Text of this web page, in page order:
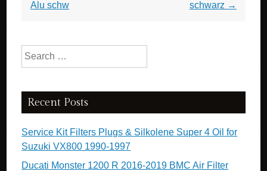
Alu schw
schwarz →
Search for:
Recent Posts
Service Kit Filters Plugs & Silkolene Super 4 Oil for
Suzuki VX800 1990-1997
Ducati Monster 1200 R 2016-2019 BMC Air Filter